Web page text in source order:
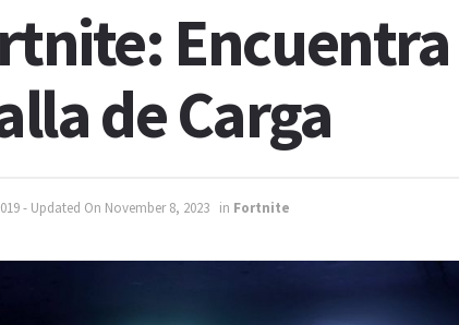
Encuentra
de Carga
- Updated On November 8, 2023 in Fortnite